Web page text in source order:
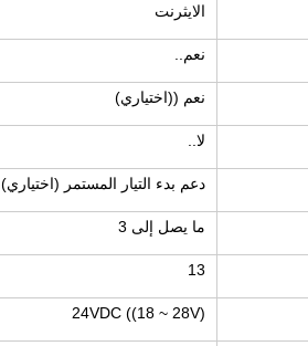
الايثرنت
نعم..
نعم ((اختياري)
لا..
دعم بدء التيار المستمر (اختياري)
ما يصل إلى 3
13
24VDC ((18 ~ 28V)